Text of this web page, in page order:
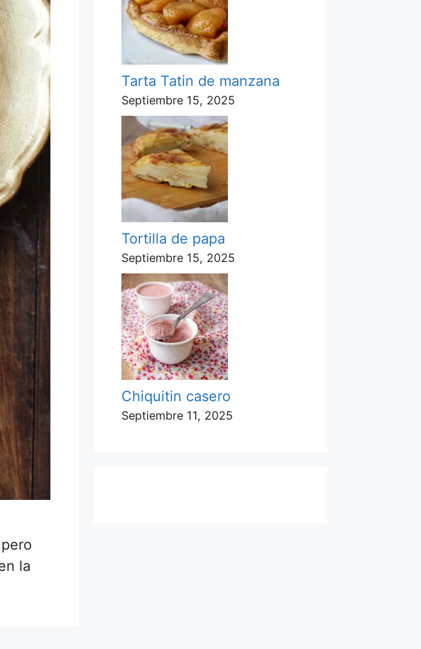
la
Tarta Tatin de manzana
Septiembre 15, 2025
Tortilla de papa
Septiembre 15, 2025
Chiquitin casero
Septiembre 11, 2025